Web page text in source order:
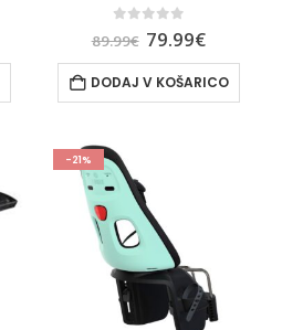
out of 5
89.99€ 79.99€
DODAJ V KOŠARICO
-21%